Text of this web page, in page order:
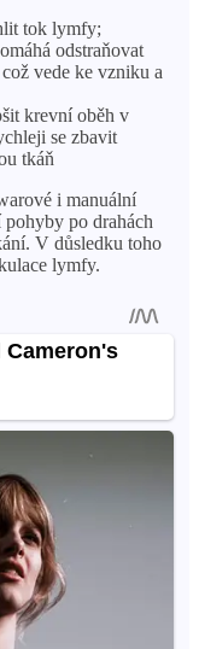
tok lymfy;
odstraňovat
vede ke vzniku a
krevní oběh v
se zbavit
tkáň
i manuální
pohyby po drahách
V důsledku toho
lymfy.